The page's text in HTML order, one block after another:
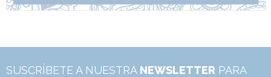
SUSCRÍBETE A NUESTRA NEWSLETTER PARA